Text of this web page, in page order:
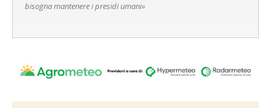
bisogna mantenere i presidi umani»